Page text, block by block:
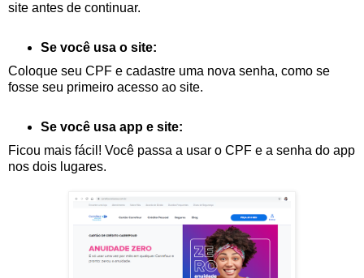
site antes de continuar.
Se você usa o site:
Coloque seu CPF e cadastre uma nova senha, como se
fosse seu primeiro acesso ao site.
Se você usa app e site:
Ficou mais fácil! Você passa a usar o CPF e a senha do app
nos dois lugares.